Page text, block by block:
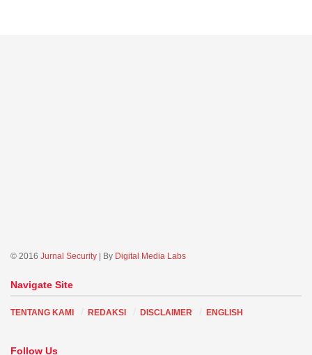
© 2016 Jurnal Security | By Digital Media Labs
Navigate Site
TENTANG KAMI REDAKSI DISCLAIMER ENGLISH
Follow Us